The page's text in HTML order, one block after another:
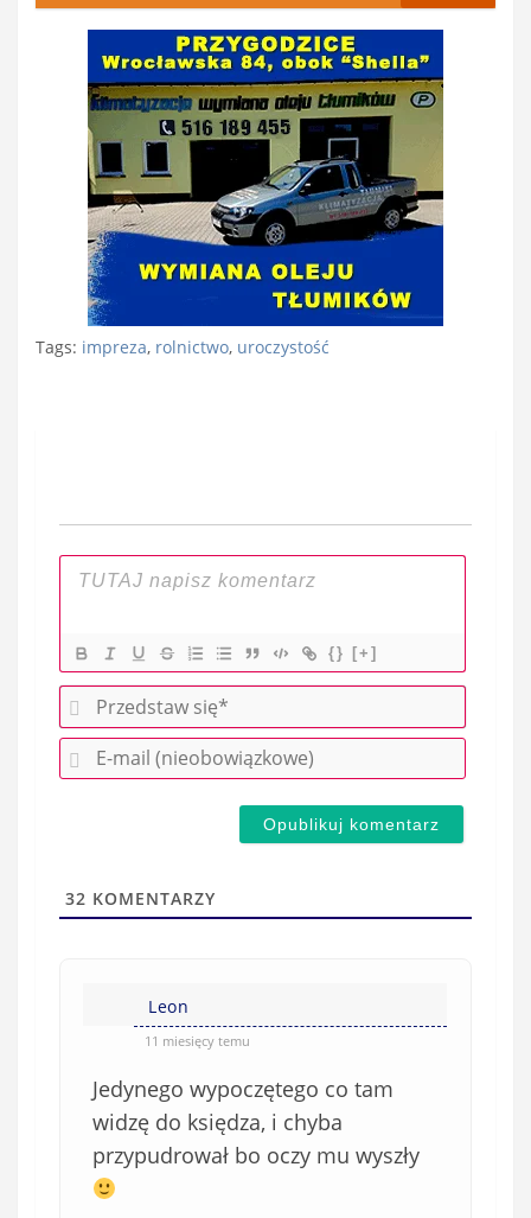
Tags: impreza, rolnictwo, uroczystość
{} [+]
P
r
e
w
E
-
(
32 KOMENTARZY
Leon
11 miesięcy temu
Jedynego wypoczętego co tam
widzę do księdza, i chyba
przypudrował bo oczy mu wyszły